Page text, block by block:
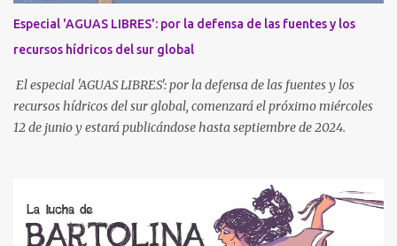
Especial 'AGUAS LIBRES': por la defensa de las fuentes y los
recursos hídricos del sur global
El especial 'AGUAS LIBRES': por la defensa de las fuentes y los
recursos hídricos del sur global, comenzará el próximo miércoles
12 de junio y estará publicándose hasta septiembre de 2024.